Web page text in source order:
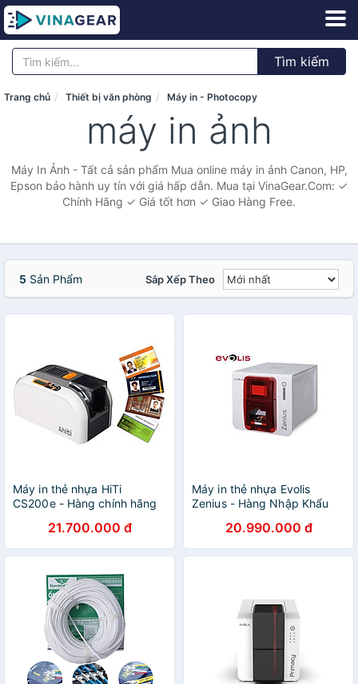
Tìm kiếm
Trang chủ Thiết bị văn phòng Máy in - Photocopy
máy in ảnh
Máy In Ảnh - Tất cả sản phẩm Mua online máy in ảnh Canon, HP,
Epson bảo hành uy tín với giá hấp dẫn. Mua tại VinaGear.Com: ✓
Chính Hãng ✓ Giá tốt hơn ✓ Giao Hàng Free.
5 Sản Phẩm Sắp Xếp Theo
Máy in thẻ nhựa HiTi
CS200e - Hàng chính hãng
21.700.000 đ
Máy in thẻ nhựa Evolis
Zenius - Hàng Nhập Khẩu
20.990.000 đ